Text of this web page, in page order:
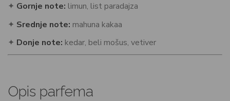
✦ Gornje note: limun, list paradajza
✦ Srednje note: mahuna kakaa
✦ Donje note: kedar, beli mošus, vetiver
Opis parfema